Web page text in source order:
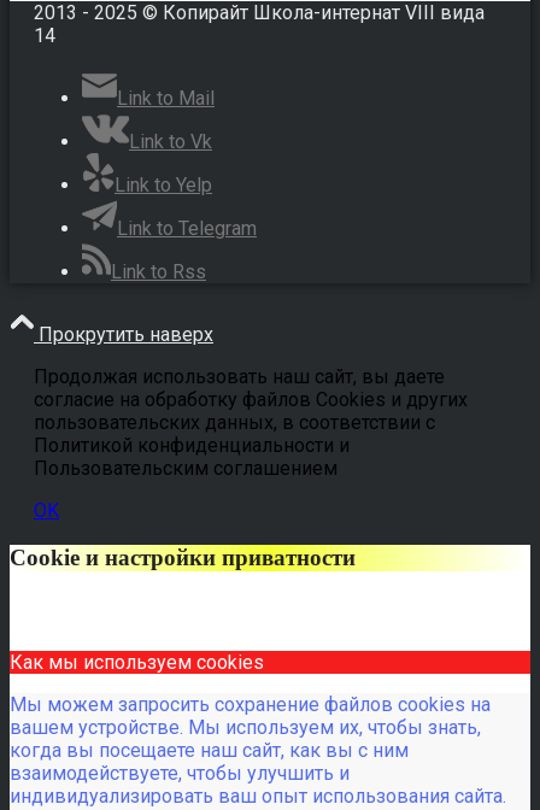
2013 - 2025 © Копирайт Школа-интернат VIII вида
14
Link to Mail
Link to Vk
Link to Yelp
Link to Telegram
Link to Rss
Прокрутить наверх
Продолжая использовать наш сайт, вы даете
согласие на обработку файлов Cookies и других
пользовательских данных, в соответствии с
Политикой конфиденциальности и
Пользовательским соглашением
OK
Cookie и настройки приватности
Как мы используем cookies
Мы можем запросить сохранение файлов cookies на
вашем устройстве. Мы используем их, чтобы знать,
когда вы посещаете наш сайт, как вы с ним
взаимодействуете, чтобы улучшить и
индивидуализировать ваш опыт использования сайта.